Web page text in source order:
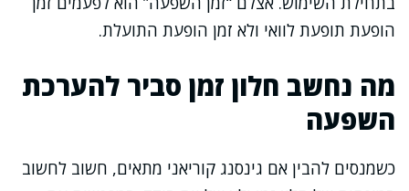
הופעת תופעת לוואי ולא זמן הופעת התועלת.
מה נחשב חלון זמן סביר להערכת
השפעה
כשמנסים להבין אם גינסנג קוריאני מתאים, חשוב לחשוב